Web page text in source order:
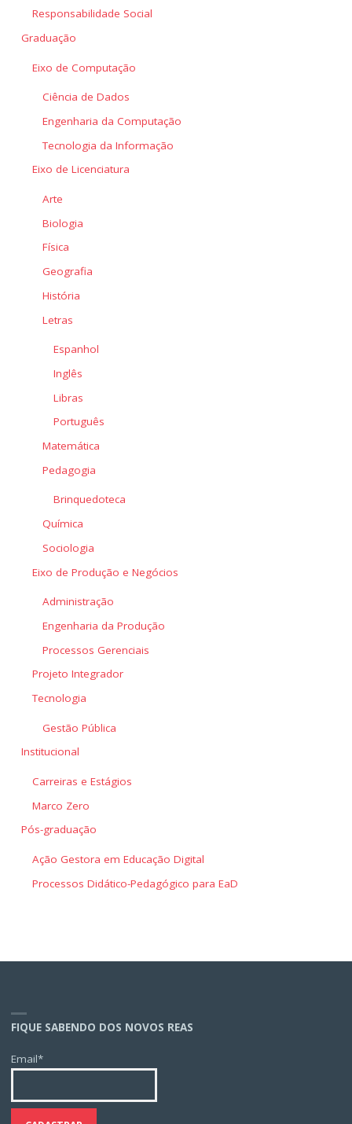
Responsabilidade Social
Graduação
Eixo de Computação
Ciência de Dados
Engenharia da Computação
Tecnologia da Informação
Eixo de Licenciatura
Arte
Biologia
Física
Geografia
História
Letras
Espanhol
Inglês
Libras
Português
Matemática
Pedagogia
Brinquedoteca
Química
Sociologia
Eixo de Produção e Negócios
Administração
Engenharia da Produção
Processos Gerenciais
Projeto Integrador
Tecnologia
Gestão Pública
Institucional
Carreiras e Estágios
Marco Zero
Pós-graduação
Ação Gestora em Educação Digital
Processos Didático-Pedagógico para EaD
FIQUE SABENDO DOS NOVOS REAS
Email*